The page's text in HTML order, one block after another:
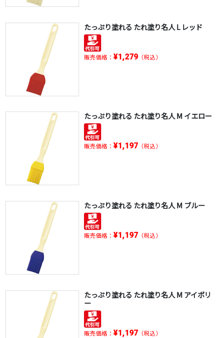
たっぷり塗れる たれ塗り名人 L レッド
販売価格： ¥1,279（税込）
たっぷり塗れる たれ塗り名人 M イエロー
販売価格： ¥1,197（税込）
たっぷり塗れる たれ塗り名人 M ブルー
販売価格： ¥1,197（税込）
たっぷり塗れる たれ塗り名人 M アイボリ
ー
販売価格： ¥1,197（税込）